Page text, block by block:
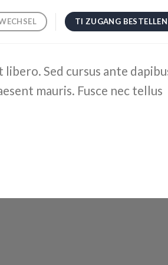
TI ZUGANG BESTELLEN
Sed cursus ante
mauris. Fusce nec tellus